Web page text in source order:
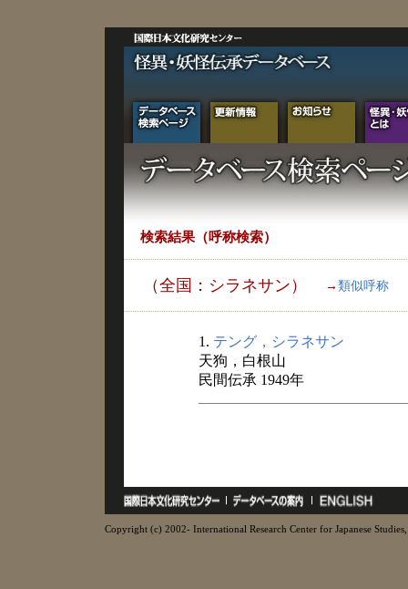
検索結果（呼称検索）
（全国：シラネサン） → 類似呼称
1. テング，シラネサン
天狗，白根山
民間伝承 1949年
Copyright (c) 2002- International Research Center for Japanese